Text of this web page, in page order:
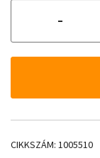
-
CIKKSZÁM: 1005510